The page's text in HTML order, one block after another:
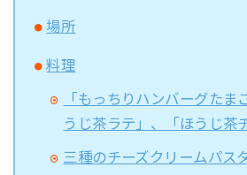
場所
料理
「もっちりハンバーグたま
うじ茶ラテ」、「ほうじ茶
三種のチーズクリームパス